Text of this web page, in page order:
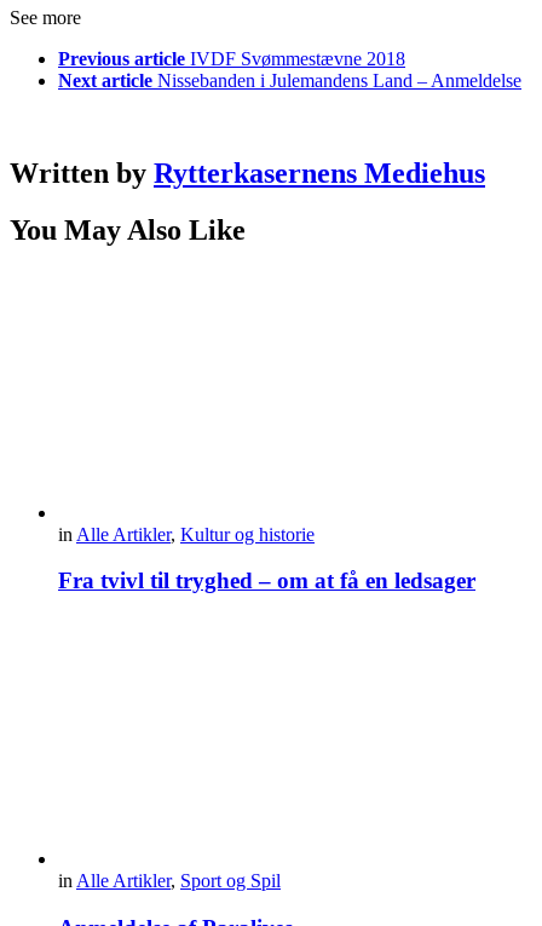
See more
Previous article IVDF Svømmestævne 2018
Next article Nissebanden i Julemandens Land – Anmeldelse
Written by Rytterkasernens Mediehus
You May Also Like
in Alle Artikler, Kultur og historie
Fra tvivl til tryghed – om at få en ledsager
in Alle Artikler, Sport og Spil